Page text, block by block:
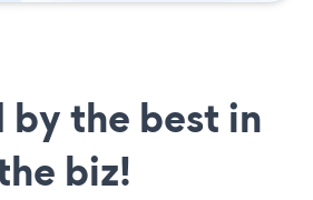
by the best in
biz!